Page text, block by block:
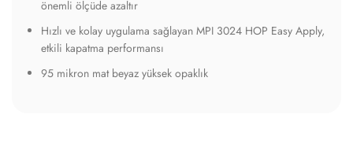
önemli ölçüde azaltır
Hızlı ve kolay uygulama sağlayan MPI 3024 HOP Easy Apply,
etkili kapatma performansı
95 mikron mat beyaz yüksek opaklık